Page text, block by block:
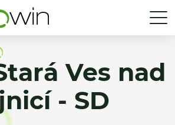
Ves nad
- SD